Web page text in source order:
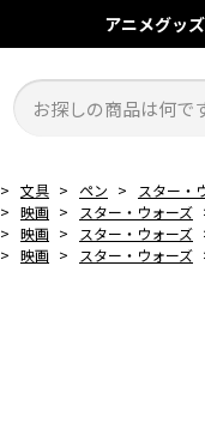
アニメグッズ
> 文具 > ペン >
スター・
> 映画 > スター・ウォーズ
> 映画 > スター・ウォーズ
> 映画 > スター・ウォーズ